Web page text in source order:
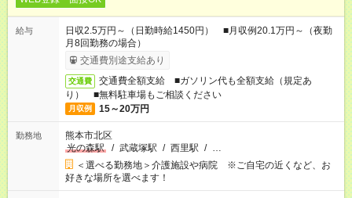
給与
日収2.5万円～（日勤時給1450円） ■月収例20.1万円～（夜勤
月8回勤務の場合）
交通費別途支給あり
交通費
交通費全額支給 ■ガソリン代も全額支給（規定あ
り） ■無料駐車場もご相談ください
月収例 15～20万円
勤務地
熊本市北区
光の森駅
/ 武蔵塚駅 / 西里駅 / …
＜選べる勤務地＞介護施設や病院 ※ご自宅の近くなど、お
好きな場所を選べます！